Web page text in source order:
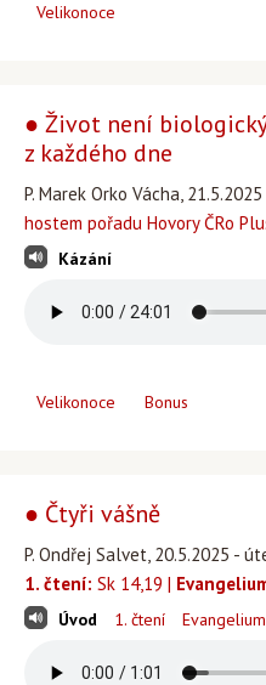
Velikonoce
● Život není
z každého dne
P. Marek Orko Vácha,
hostem pořadu Hovory ČRo
Kázání
Velikonoce Bonus
● Čtyři vášně
P. Ondřej Salvet, 20.5.2025 -
1. čtení: Sk 14,19 |
Úvod 1. čtení Evangelium